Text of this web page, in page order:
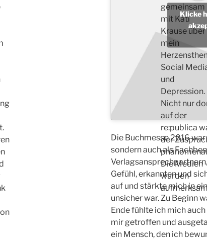
gemeinsam
mit Kati
Krause über
mein
Social
und
Depression.
Nicht nur
auf der
re:publica
der
Die Medien
wurden
Klicke
Die Buchmesse 2016
sondern auch als
Gefühl, erkannten und
auf und stärkte mich in
unsicher war. Zu Beginn
Ende fühlte ich mich
mir getroffen und
ein Mensch, den ich